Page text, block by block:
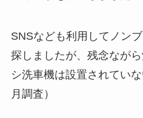
SNSなども利用してノン
探しましたが、 残念なが
シ洗車機は設置されていな
月調査）